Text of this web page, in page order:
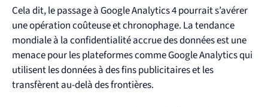
Cela dit, le passage à Google Analytics 4 pourrait s’avérer
une opération coûteuse et chronophage. La tendance
mondiale à la confidentialité accrue des données est une
menace pour les plateformes comme Google Analytics qui
utilisent les données à des fins publicitaires et les
transfèrent au-delà des frontières.